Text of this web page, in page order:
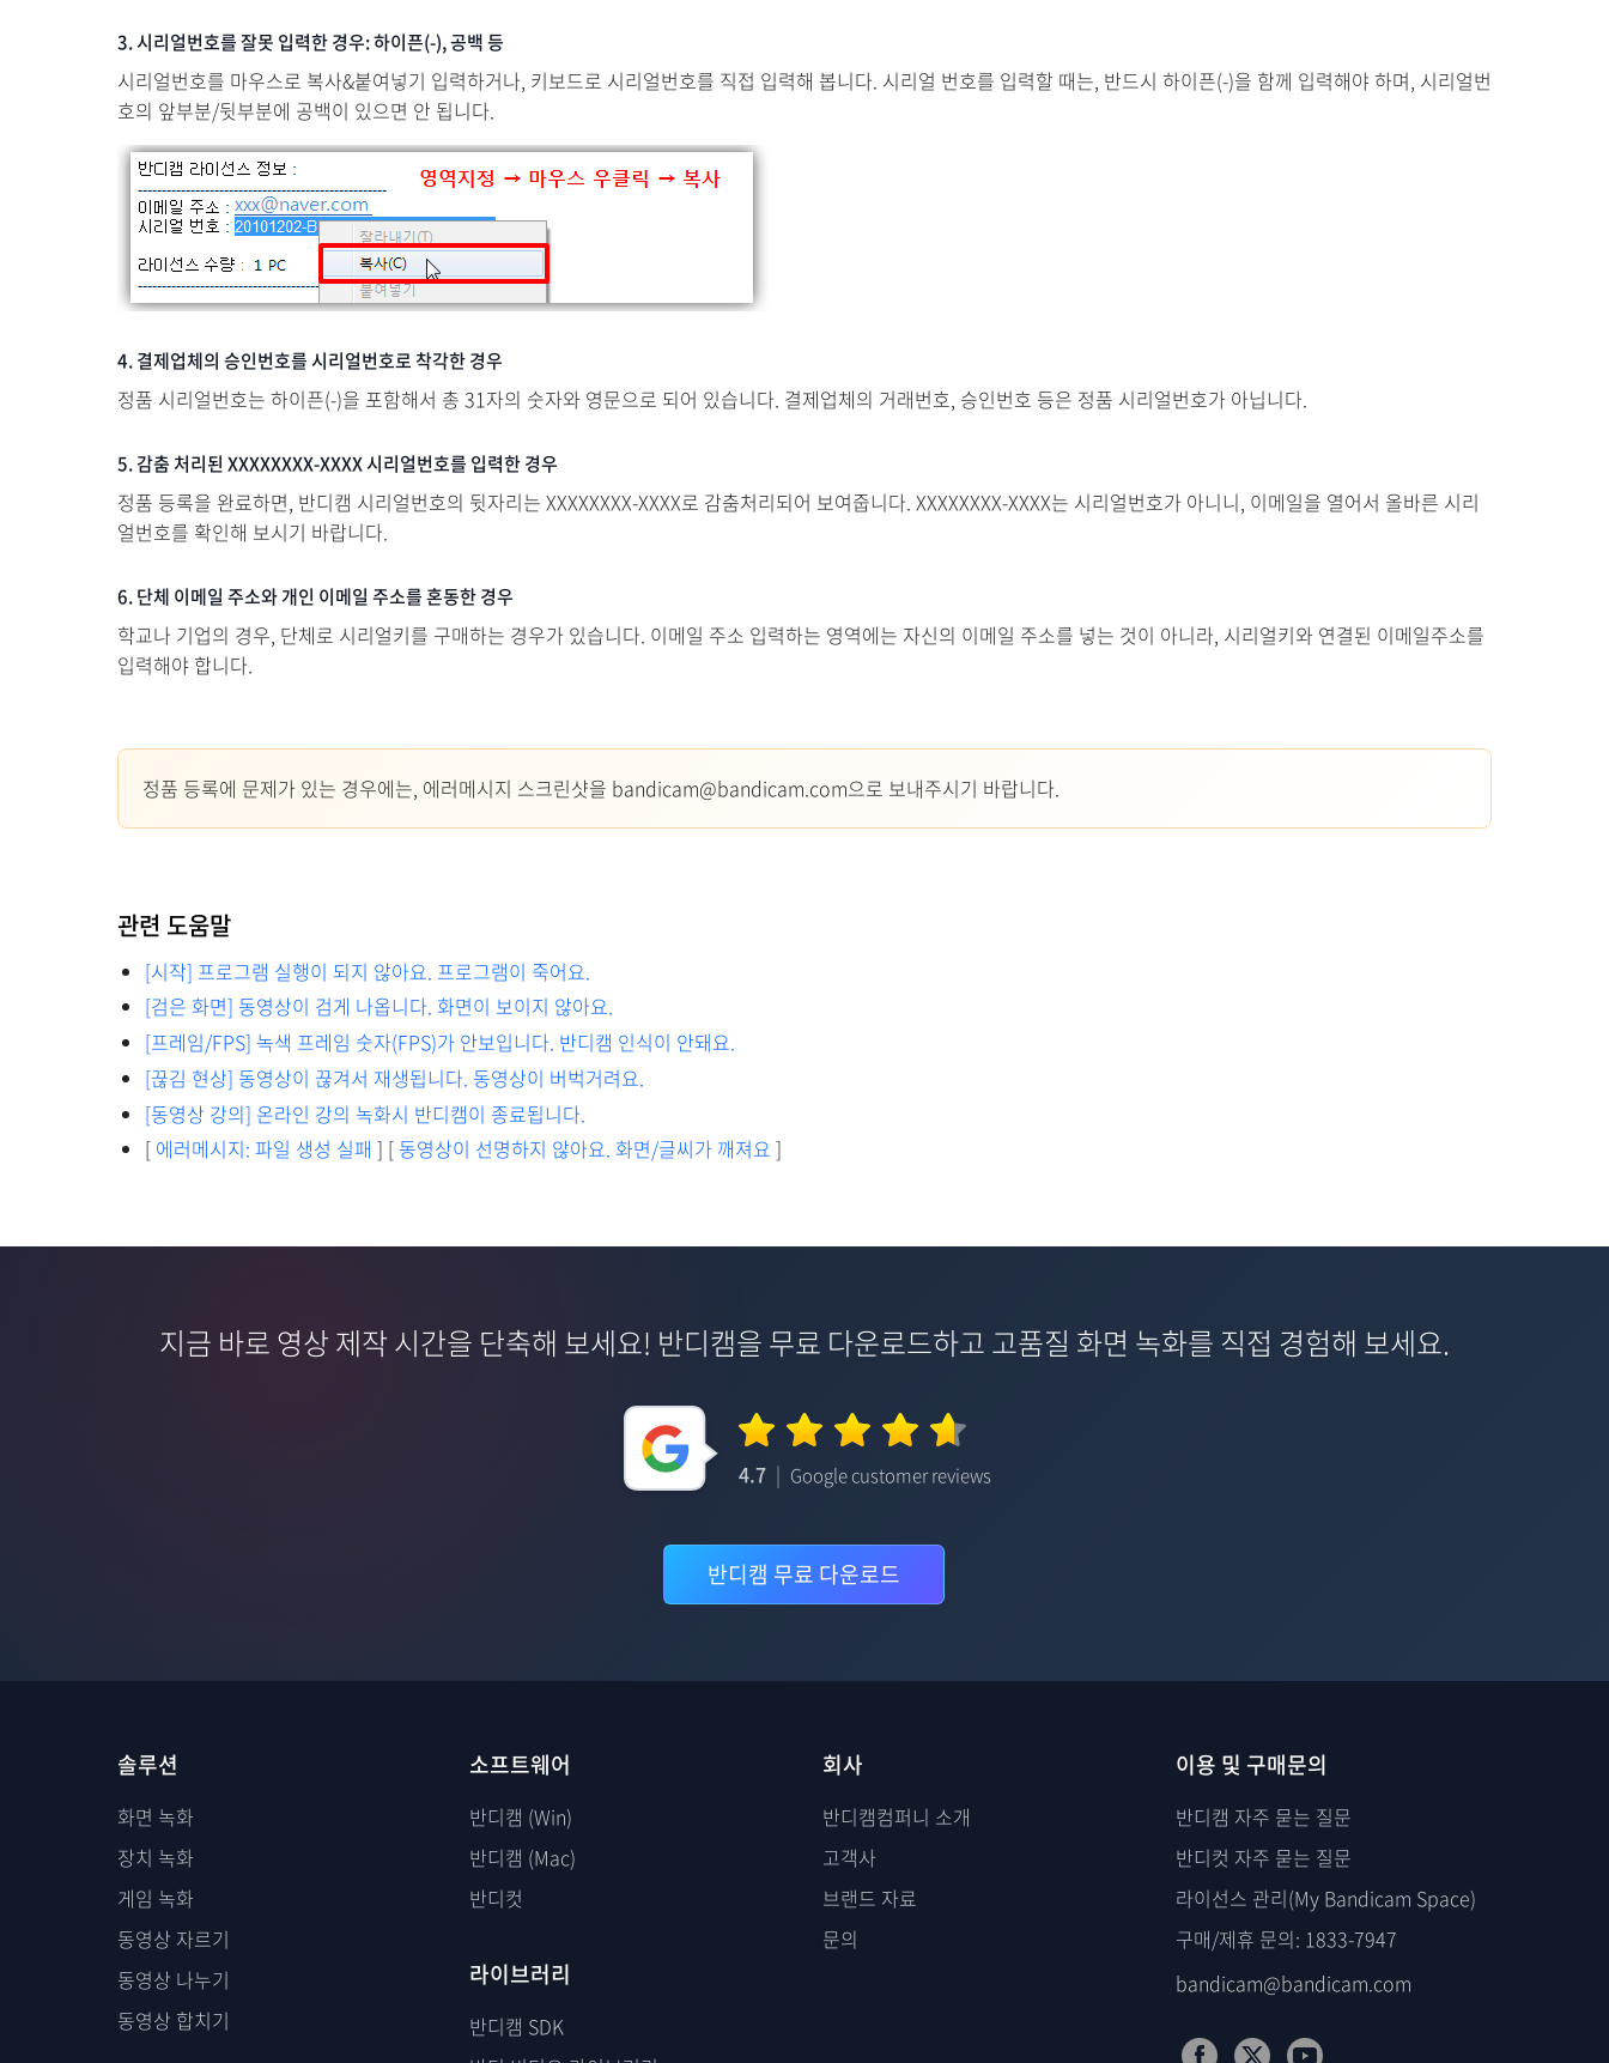
3. 시리얼번호를 잘못 입력한 경우: 하이픈(-), 공백 등
시리얼번호를 마우스로 복사&붙여넣기 입력하거나, 키보드로 시리얼번호를 직접 입력해 봅니다. 시리얼 번호를 입력할 때는, 반드시 하이픈(-)을 함께 입력해야 하며, 시리얼번
호의 앞부분/뒷부분에 공백이 있으면 안 됩니다.
4. 결제업체의 승인번호를 시리얼번호로 착각한 경우
정품 시리얼번호는 하이픈(-)을 포함해서 총 31자의 숫자와 영문으로 되어 있습니다. 결제업체의 거래번호, 승인번호 등은 정품 시리얼번호가 아닙니다.
5. 감춤 처리된 XXXXXXXX-XXXX 시리얼번호를 입력한 경우
정품 등록을 완료하면, 반디캠 시리얼번호의 뒷자리는 XXXXXXXX-XXXX로 감춤처리되어 보여줍니다. XXXXXXXX-XXXX는 시리얼번호가 아니니, 이메일을 열어서 올바른 시리
얼번호를 확인해 보시기 바랍니다.
6. 단체 이메일 주소와 개인 이메일 주소를 혼동한 경우
학교나 기업의 경우, 단체로 시리얼키를 구매하는 경우가 있습니다. 이메일 주소 입력하는 영역에는 자신의 이메일 주소를 넣는 것이 아니라, 시리얼키와 연결된 이메일주소를
입력해야 합니다.
정품 등록에 문제가 있는 경우에는, 에러메시지 스크린샷을 bandicam@bandicam.com으로 보내주시기 바랍니다.
관련 도움말
[시작] 프로그램 실행이 되지 않아요. 프로그램이 죽어요.
[검은 화면] 동영상이 검게 나옵니다. 화면이 보이지 않아요.
[프레임/FPS] 녹색 프레임 숫자(FPS)가 안보입니다. 반디캠 인식이 안돼요.
[끊김 현상] 동영상이 끊겨서 재생됩니다. 동영상이 버벅거려요.
[동영상 강의] 온라인 강의 녹화시 반디캠이 종료됩니다.
[ 에러메시지: 파일 생성 실패 ] [ 동영상이 선명하지 않아요. 화면/글씨가 깨져요 ]
지금 바로 영상 제작 시간을 단축해 보세요! 반디캠을 무료 다운로드하고 고품질 화면 녹화를 직접 경험해 보세요.
4.7 | Google customer reviews
반디캠 무료 다운로드
솔루션
화면 녹화
장치 녹화
게임 녹화
동영상 자르기
동영상 나누기
동영상 합치기
소프트웨어
반디캠 (Win)
반디캠 (Mac)
반디컷
라이브러리
반디캠 SDK
회사
반디캠컴퍼니 소개
고객사
브랜드 자료
문의
이용 및 구매문의
반디캠 자주 묻는 질문
반디컷 자주 묻는 질문
라이선스 관리(My Bandicam Space)
구매/제휴 문의: 1833-7947
bandicam@bandicam.com